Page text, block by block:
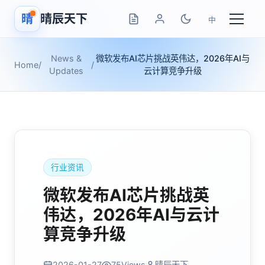
晴 晴辰天下 中
Home/
News &
Updates
/
微软发布AI芯片挑战英伟达，2026年AI与
云计算竞争升级
行业资讯
微软发布AI芯片挑战英
伟达，2026年AI与云计
算竞争升级